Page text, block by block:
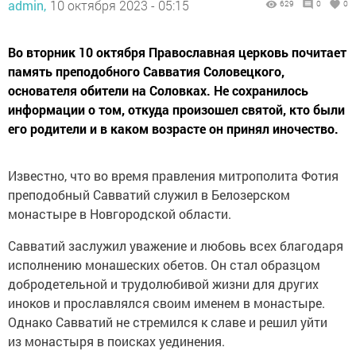
admin, 10 октября 2023 - 05:15 629 0 0
Во вторник 10 октября Православная церковь почитает
память преподобного Савватия Соловецкого,
основателя обители на Соловках. Не сохранилось
информации о том, откуда произошел святой, кто были
его родители и в каком возрасте он принял иночество.
Известно, что во время правления митрополита Фотия
преподобный Савватий служил в Белозерском
монастыре в Новгородской области.
Савватий заслужил уважение и любовь всех благодаря
исполнению монашеских обетов. Он стал образцом
добродетельной и трудолюбивой жизни для других
иноков и прославлялся своим именем в монастыре.
Однако Савватий не стремился к славе и решил уйти
из монастыря в поисках уединения.